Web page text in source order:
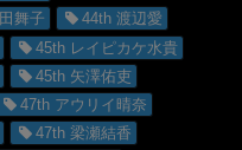
舞子
44th 渡辺愛
45th レイピカケ水貴
45th 矢澤佑吏
47th アウリイ晴奈
47th 梁瀬結香